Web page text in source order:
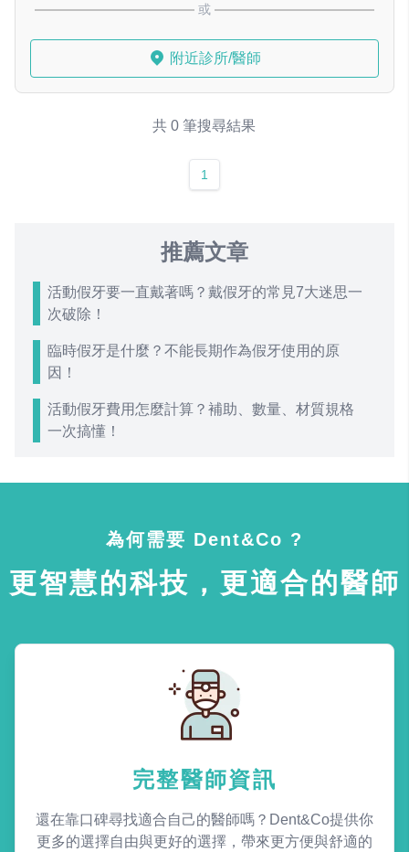
或
附近診所/醫師
共 0 筆搜尋結果
1
推薦文章
活動假牙要一直戴著嗎？戴假牙的常見7大迷思一
次破除！
臨時假牙是什麼？不能長期作為假牙使用的原
因！
活動假牙費用怎麼計算？補助、數量、材質規格
一次搞懂！
為何需要 Dent&Co ?
更智慧的科技，更適合的醫師
完整醫師資訊
還在靠口碑尋找適合自己的醫師嗎？Dent&Co提供你
更多的選擇自由與更好的選擇，帶來更方便與舒適的